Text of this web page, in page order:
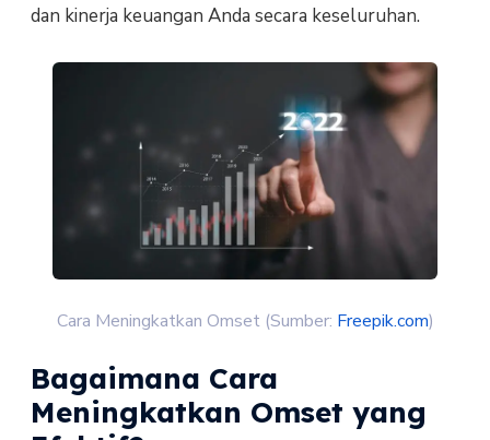
dan kinerja keuangan Anda secara keseluruhan.
Cara Meningkatkan Omset (Sumber: Freepik.com)
Bagaimana Cara
Meningkatkan Omset yang